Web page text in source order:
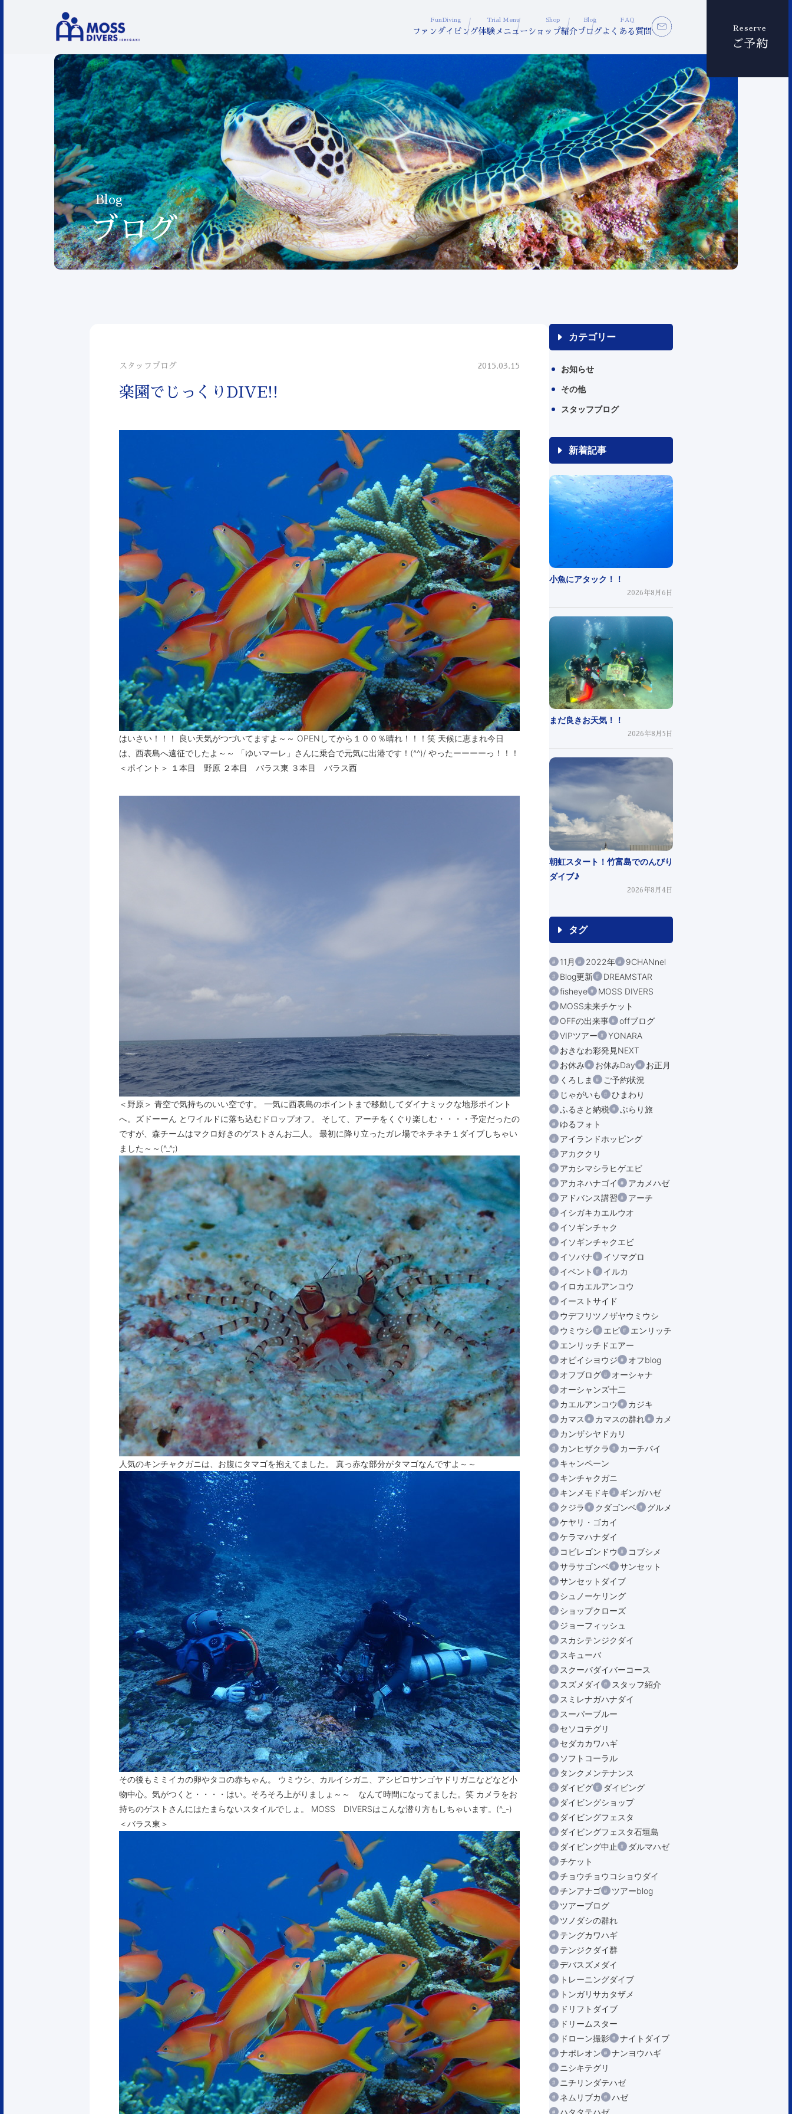
FunDiving
ファンダイビング
Trial Menu
体験メニュー
Shop
ショップ紹介
Blog
ブログ
FAQ
よくある質問 Reserve
ご予約
Blog
ブログ
スタッフブログ 2015.03.15
楽園でじっくりDIVE!!
はいさい！！！ 良い天気がつづいてますよ～～ OPENしてから１００％晴れ！！！笑 天候に恵まれ今日
は、西表島へ遠征でしたよ～～ 「ゆいマーレ」さんに乗合で元気に出港です！(^^)/ やったーーーーっ！！！
＜ポイント＞ １本目 野原 ２本目 バラス東 ３本目 バラス西
＜野原＞ 青空で気持ちのいい空です。 一気に西表島のポイントまで移動してダイナミックな地形ポイント
へ。ズドーーん とワイルドに落ち込むドロップオフ。 そして、アーチをくぐり楽しむ・・・・予定だったの
ですが、森チームはマクロ好きのゲストさんお二人。 最初に降り立ったガレ場でネチネチ１ダイブしちゃい
ました～～(^_^;)
人気のキンチャクガニは、お腹にタマゴを抱えてました。 真っ赤な部分がタマゴなんですよ～～
その後もミミイカの卵やタコの赤ちゃん。 ウミウシ、カルイシガニ、アシビロサンゴヤドリガニなどなど小
物中心。気がつくと・・・・はい。そろそろ上がりましょ～～ なんて時間になってました。笑 カメラをお
持ちのゲストさんにはたまらないスタイルでしょ。 MOSS DIVERSはこんな潜り方もしちゃいます。(^_-)
＜バラス東＞
カテゴリー
お知らせ
その他
スタッフブログ
新着記事
小魚にアタック！！
2026年8月6日
まだ良きお天気！！
2026年8月5日
朝虹スタート！竹富島でのんびり
ダイブ♪
2026年8月4日
タグ
11月 2022年
9CHANnel
Blog更新
DREAMSTAR
fisheye
MOSS DIVERS
MOSS未来チケット
OFFの出来事
offブログ
VIPツアー
YONARA
おきなわ彩発見NEXT
お休み
お休みDay
お正月
くろしま
ご予約状況
じゃがいも
ひまわり
ふるさと納税
ぶらり旅
ゆるフォト
アイランドホッピング
アカククリ
アカシマシラヒゲエビ
アカネハナゴイ
アカメハゼ
アドバンス講習
アーチ
イシガキカエルウオ
イソギンチャク
イソギンチャクエビ
イソバナ
イソマグロ
イベント
イルカ
イロカエルアンコウ
イーストサイド
ウデフリツノザヤウミウシ
ウミウシ
エビ
エンリッチ
エンリッチドエアー
オビイシヨウジ
オフblog
オフブログ
オーシャナ
オーシャンズ十二
カエルアンコウ
カジキ
カマス
カマスの群れ
カメ
カンザシヤドカリ
カンヒザクラ
カーチバイ
キャンペーン
キンチャクガニ
キンメモドキ
ギンガハゼ
クジラ
クダゴンベ
グルメ
ケヤリ・ゴカイ
ケラマハナダイ
コビレゴンドウ
コブシメ
サラサゴンベ
サンセット
サンセットダイブ
シュノーケリング
ショップクローズ
ジョーフィッシュ
スカシテンジクダイ
スキューバ
スクーバダイバーコース
スズメダイ
スタッフ紹介
スミレナガハナダイ
スーパーブルー
セソコテグリ
セダカカワハギ
ソフトコーラル
タンクメンテナンス
ダイビグ
ダイビング
ダイビングショップ
ダイビングフェスタ
ダイビングフェスタ石垣島
ダイビング中止
ダルマハゼ
チケット
チョウチョウコショウダイ
チンアナゴ
ツアーblog
ツアーブログ
ツノダシの群れ
テングカワハギ
テンジクダイ群
デバスズメダイ
トレーニングダイブ
トンガリサカタザメ
ドリフトダイブ
ドリームスター
ドローン撮影
ナイトダイブ
ナポレオン
ナンヨウハギ
ニシキテグリ
ニチリンダテハゼ
ネムリブカ
ハゼ
ハタタテハゼ